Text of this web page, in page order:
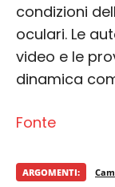
condizioni
oculari. Le
video e le
dinamica
Fonte
ARGOMENTI: